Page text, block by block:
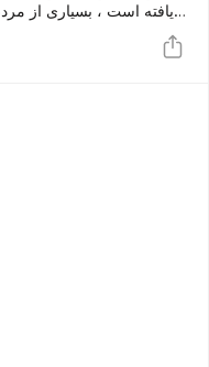
یافته است ، بسیاری از
سرمایه خود می دانند و
طرف دیگر ، برای برخی